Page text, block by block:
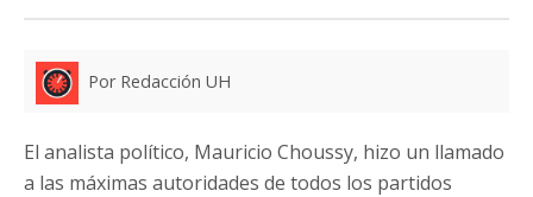
Por Redacción UH
El analista político, Mauricio Choussy, hizo un llamado
a las máximas autoridades de todos los partidos